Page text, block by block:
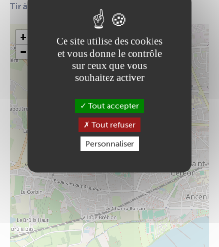
Tir à l'arc
+
−
Ce site utilise des cookies
et vous donne le contrôle
sur ceux que vous
souhaitez activer
Tout accepter
Tout refuser
Personnaliser